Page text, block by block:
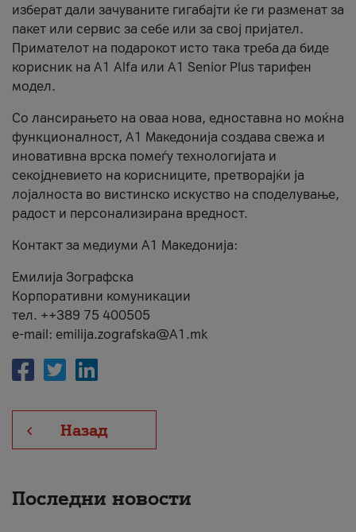
изберат дали зачуваните гигабајти ќе ги разменат за
пакет или сервис за себе или за свој пријател.
Примателот на подарокот исто така треба да биде
корисник на А1 Alfa или A1 Senior Plus тарифен
модел.
Со лансирањето на оваа нова, едноставна но моќна
функционалност, А1 Македонија создава свежа и
иновативна врска помеѓу технологијата и
секојдневието на корисниците, претворајќи ја
лојалноста во вистинско искуство на споделување,
радост и персонализирана вредност.
Контакт за медиуми А1 Македонија:
Емилија Зографска
Корпоративни комуникации
тел. ++389 75 400505
e-mail: emilija.zografska@A1.mk
Назад
Последни новости